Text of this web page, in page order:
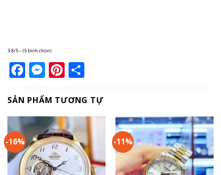
3.8/5 – (5 bình chọn)
Facebook
Messenger
Pinterest
SẢN PHẨM TƯƠNG TỰ
-16% -11%